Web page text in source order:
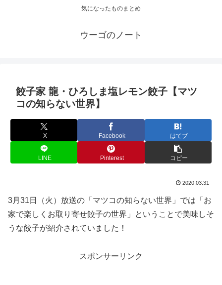
気になったものまとめ
ウーゴのノート
餃子家 龍・ひろしま塩レモン餃子【マツ
コの知らない世界】
X Facebook はてブ
LINE Pinterest コピー
2020.03.31
3月31日（火）放送の「マツコの知らない世界」では「お
家で楽しくお取り寄せ餃子の世界」ということで美味しそ
うな餃子が紹介されていました！
スポンサーリンク